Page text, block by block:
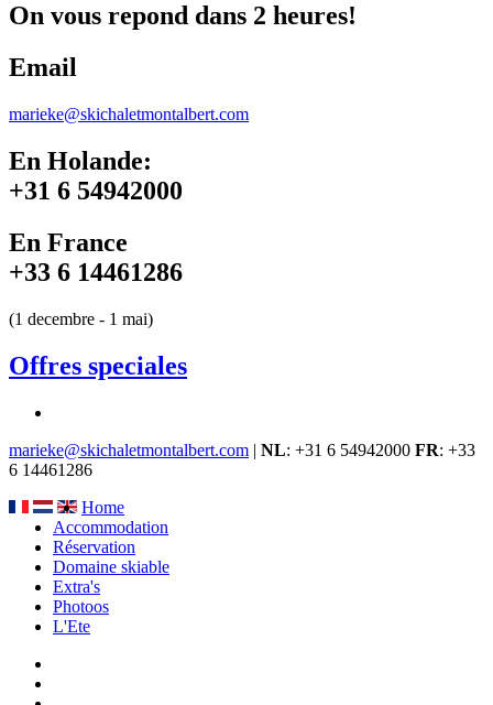
On vous repond dans 2 heures!
Email
marieke@skichaletmontalbert.com
En Holande:
+31 6 54942000
En France
+33 6 14461286
(1 decembre - 1 mai)
Offres speciales
marieke@skichaletmontalbert.com | NL: +31 6 54942000 FR: +33
6 14461286
Home
Accommodation
Réservation
Domaine skiable
Extra's
Photoos
L'Ete